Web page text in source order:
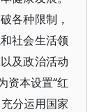
各种限制，
社会生活领
及政治活动
资本设置“红
分运用国家